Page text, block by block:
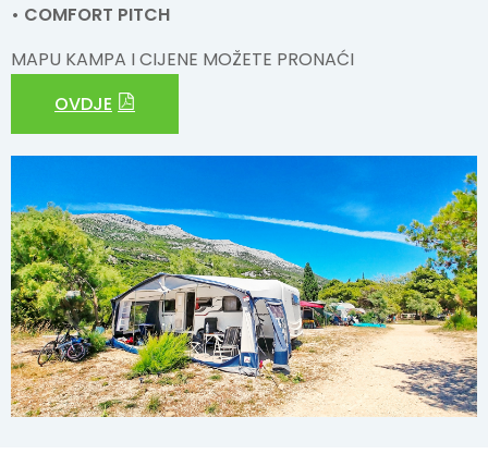
• COMFORT PITCH
MAPU KAMPA I CIJENE MOŽETE PRONAĆI
OVDJE